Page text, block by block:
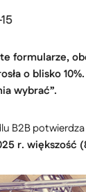
formularze,
o blisko
wybrać”.
B2B
r. większość